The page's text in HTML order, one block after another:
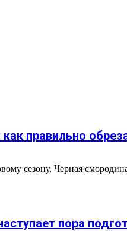
правильно
сезону. Черная
пора